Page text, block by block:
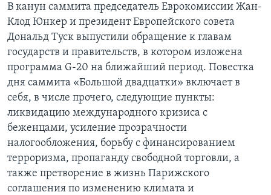
В канун саммита председатель Еврокомиссии Жан-
Клод Юнкер и президент Европейского совета
Дональд Туск выпустили обращение к главам
государств и правительств, в котором изложена
программа G-20 на ближайший период. Повестка
дня саммита «Большой двадцатки» включает в
себя, в числе прочего, следующие пункты:
ликвидацию международного кризиса с
беженцами, усиление прозрачности
налогообложения, борьбу с финансированием
терроризма, пропаганду свободной торговли, а
также претворение в жизнь Парижского
соглашения по изменению климата и